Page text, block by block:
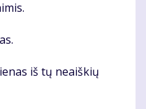
iš tų neaiškių